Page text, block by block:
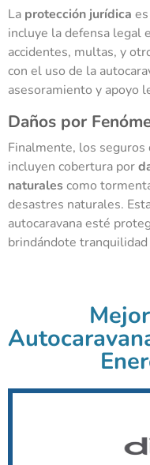
La protección jurídica
incluye la defensa legal
accidentes, multas, y
con el uso de la
asesoramiento y apoyo
Daños por
Finalmente, los seguros
incluyen cobertura por
naturalescomo
desastres naturales.
autocaravana esté
brindándote